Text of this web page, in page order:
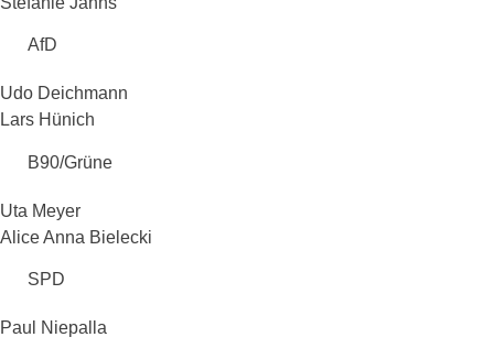
AfD
Udo Deichmann
Lars Hünich
B90/Grüne
Uta Meyer
Alice Anna Bielecki
SPD
Paul Niepalla